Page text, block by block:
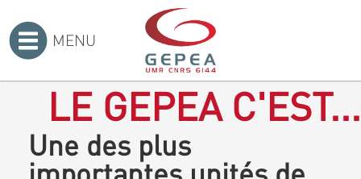
MENU
LE GEPEA C'EST...
Une des plus